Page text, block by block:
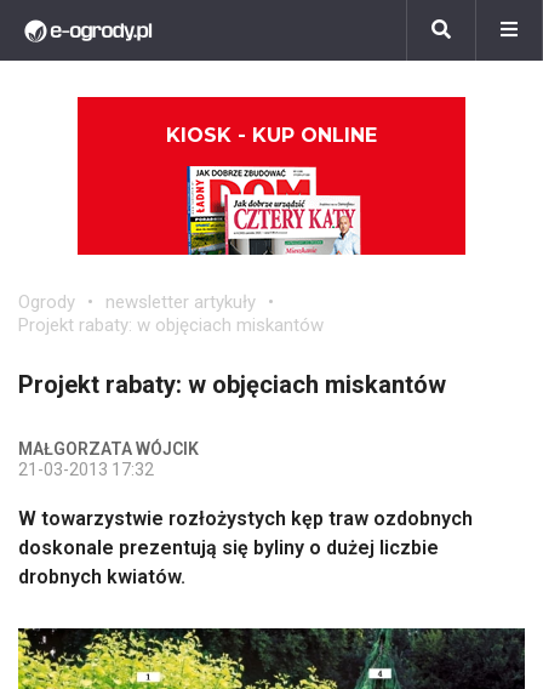
KIOSK - KUP ONLINE
Ogrody
newsletter artykuły
Projekt rabaty: w objęciach miskantów
Projekt rabaty: w objęciach miskantów
MAŁGORZATA WÓJCIK
21-03-2013 17:32
W towarzystwie rozłożystych kęp traw ozdobnych
doskonale prezentują się byliny o dużej liczbie
drobnych kwiatów.